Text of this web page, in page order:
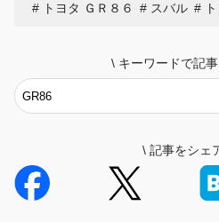
トヨタ ＧＲ８６
スバル ト
\ キーワードで記
\ 記事をシェ